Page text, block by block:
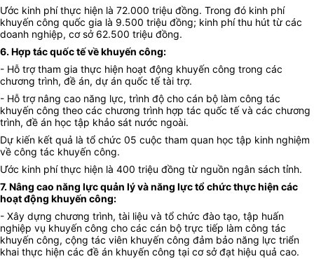
Ước kinh phí thực hiện là 72.000 triệu đồng. Trong đó kinh phí
khuyến công quốc gia là 9.500 triệu đồng; kinh phí thu hút từ các
doanh nghiệp, cơ sở 62.500 triệu đồng.
6. Hợp tác quốc tế về khuyến công:
- Hỗ trợ tham gia thực hiện hoạt động khuyến công trong các
chương trình, đề án, dự án quốc tế tài trợ.
- Hỗ trợ nâng cao năng lực, trình độ cho cán bộ làm công tác
khuyến công theo các chương trình hợp tác quốc tế và các chương
trình, đề án học tập khảo sát nước ngoài.
Dự kiến kết quả là tổ chức 05 cuộc tham quan học tập kinh nghiệm
về công tác khuyến công.
Ước kinh phí thực hiện là 400 triệu đồng từ nguồn ngân sách tỉnh.
7. Nâng cao năng lực quản lý và năng lực tổ chức thực hiện các
hoạt động khuyến công:
- Xây dựng chương trình, tài liệu và tổ chức đào tạo, tập huấn
nghiệp vụ khuyến công cho các cán bộ trực tiếp làm công tác
khuyến công, cộng tác viên khuyến công đảm bảo năng lực triển
khai thực hiện các đề án khuyến công tại cơ sở đạt hiệu quả cao.